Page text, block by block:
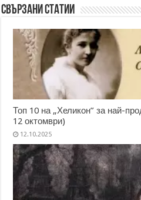
Свързани статии
Топ 10 на „Хеликон” за най-
12 октомври)
12.10.2025